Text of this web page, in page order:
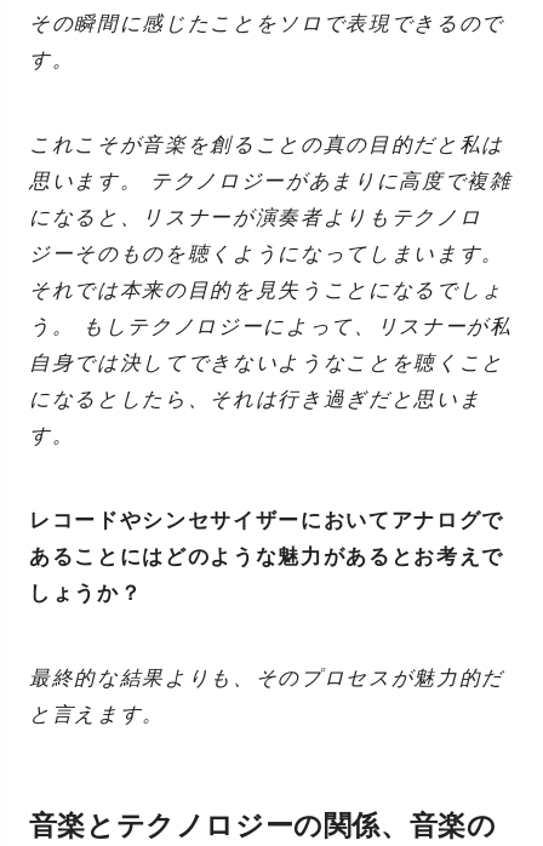
その瞬間に感じたことをソロで表現できるので
す。
これこそが音楽を創ることの真の目的だと私は
思います。 テクノロジーがあまりに高度で複雑
になると、リスナーが演奏者よりもテクノロ
ジーそのものを聴くようになってしまいます。
それでは本来の目的を見失うことになるでしょ
う。 もしテクノロジーによって、リスナーが私
自身では決してできないようなことを聴くこと
になるとしたら、それは行き過ぎだと思いま
す。
レコードやシンセサイザーにおいてアナログで
あることにはどのような魅力があるとお考えで
しょうか？
最終的な結果よりも、そのプロセスが魅力的だ
と言えます。
音楽とテクノロジーの関係、音楽の